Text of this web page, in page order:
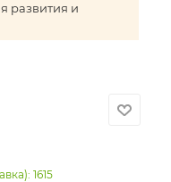
развития и
1615